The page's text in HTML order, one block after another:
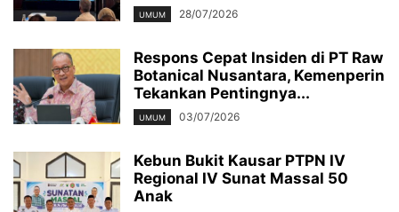
UMUM 28/07/2026
Respons Cepat Insiden di PT Raw
Botanical Nusantara, Kemenperin
Tekankan Pentingnya...
UMUM 03/07/2026
Kebun Bukit Kausar PTPN IV
Regional IV Sunat Massal 50
Anak